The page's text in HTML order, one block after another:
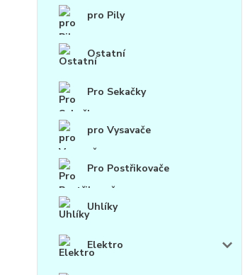
pro Pily
Ostatní
Pro Sekačky
pro Vysavače
Pro Postřikovače
Uhlíky
Elektro